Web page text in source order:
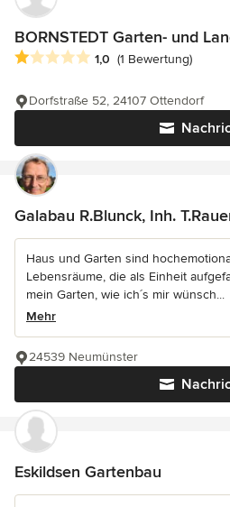
BORNSTEDT Garten- und
Durchschnittliche Bewertung: 1
1,0 (1 Bewertung)
Dorfstraße 52, 24107 Ottendorf
Galabau R.Blunck, Inh.
Haus und Garten sind
Lebensräume, die als Einheit
mein Garten, wie ich´s mir wünsch...
Mehr
24539 Neumünster
Eskildsen Gartenbau